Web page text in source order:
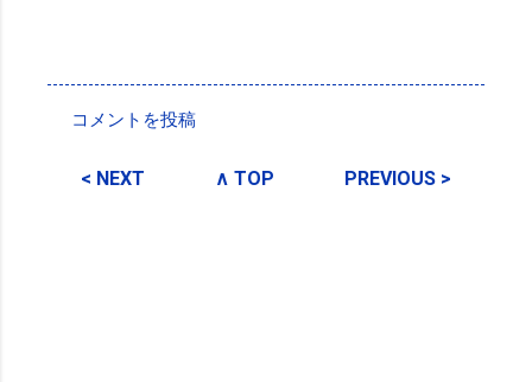
メ
コメントを投稿
< NEXT ∧ TOP PREVIOUS >